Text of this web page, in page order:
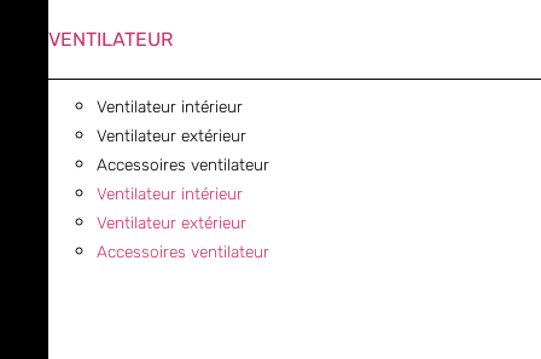
VENTILATEUR
Ventilateur intérieur
Ventilateur extérieur
Accessoires ventilateur
Ventilateur intérieur
Ventilateur extérieur
Accessoires ventilateur